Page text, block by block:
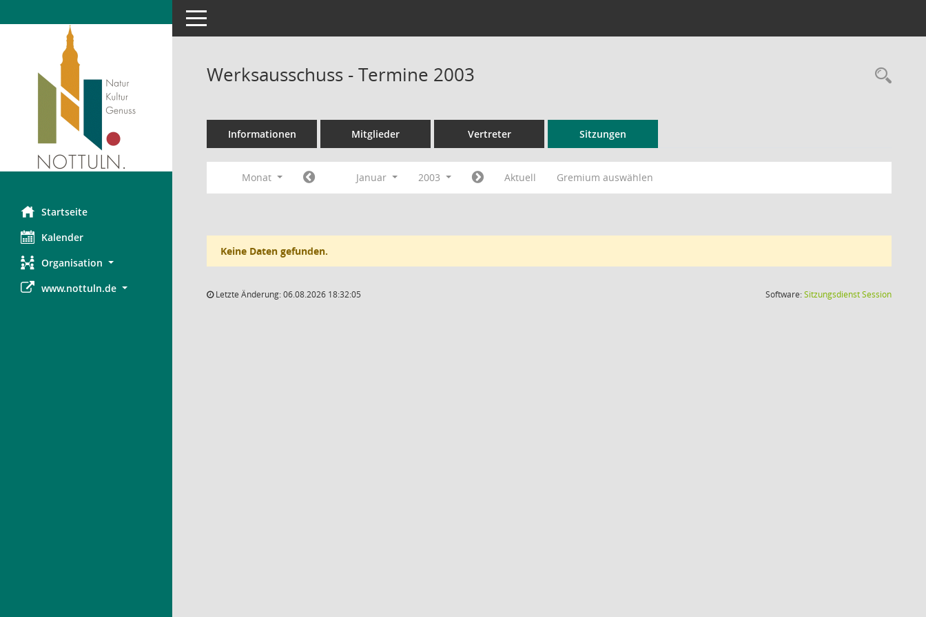
Startseite
Kalender
Organisation
www.nottuln.de
Toggle navigation
Werksausschuss - Termine 2003
Informationen Mitglieder Vertreter Sitzungen
Monat Januar 2003 Aktuell Gremium auswählen
Keine Daten gefunden.
Letzte Änderung: 06.08.2026 18:32:05 Software:SitzungsdienstSession(Wird in